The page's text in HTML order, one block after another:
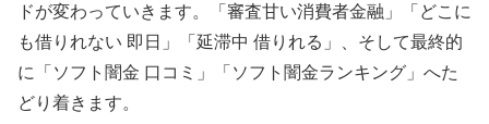
ドが変わっていきます。「審査甘い消費者金融」「どこに
も借りれない 即日」「延滞中 借りれる」、そして最終的
に「ソフト闇金 口コミ」「ソフト闇金ランキング」へた
どり着きます。